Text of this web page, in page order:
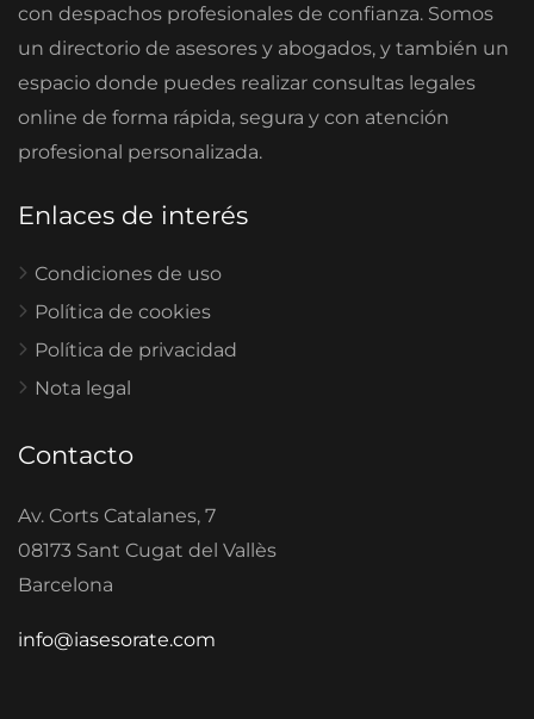
con despachos profesionales de confianza. Somos
un directorio de asesores y abogados, y también un
espacio donde puedes realizar consultas legales
online de forma rápida, segura y con atención
profesional personalizada.
Enlaces de interés
Condiciones de uso
Política de cookies
Política de privacidad
Nota legal
Contacto
Av. Corts Catalanes, 7
08173 Sant Cugat del Vallès
Barcelona
info@iasesorate.com